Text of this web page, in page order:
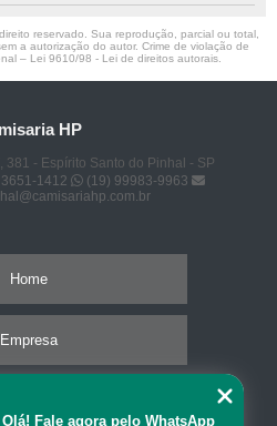
reservado. Sua reprodução, parcial ou total,
a autorização do autor. Crime de violação de
– Lei 9610/98 - Lei de direitos autorais
HP
381 - Espírito Santo do Pinhal - SP
1412
(19) 99983-9963
Home
Empresa
Olá! Fale agora pelo WhatsApp